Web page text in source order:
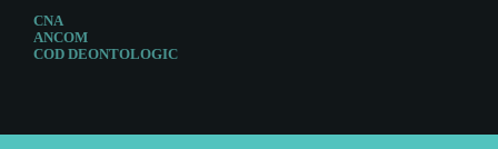
CNA
ANCOM
COD DEONTOLOGIC